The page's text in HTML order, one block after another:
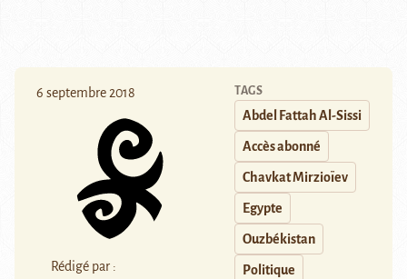
6 septembre 2018
Rédigé par :
TAGS
Abdel Fattah Al-Sissi
Accès abonné
Chavkat Mirzioïev
Egypte
Ouzbékistan
Politique